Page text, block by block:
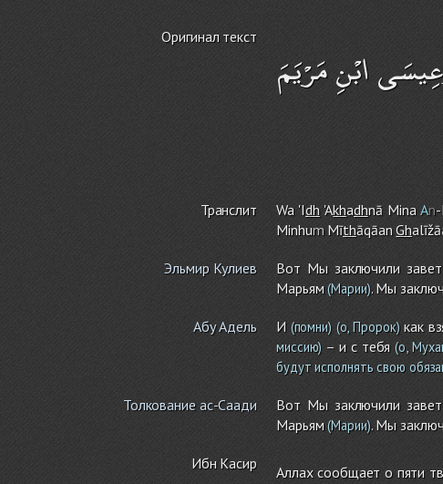
Оригинал текст
ابْنِ مَرْيَمَ
Транслит Wa 'Idh'Akhadhnā MinaAn
MinhumMīthāqāanGhalīžā
Эльмир Кулиев Вот Мы заключили
Марьям(Марии). Мы
Абу Адель И(помни)(о, Пророк)как
миссию) – и с тебя (о,
будут исполнять свою
Толкование ас-Саади Вот Мы заключили
Марьям(Марии). Мы
Ибн Касир
Аллах сообщает о пяти